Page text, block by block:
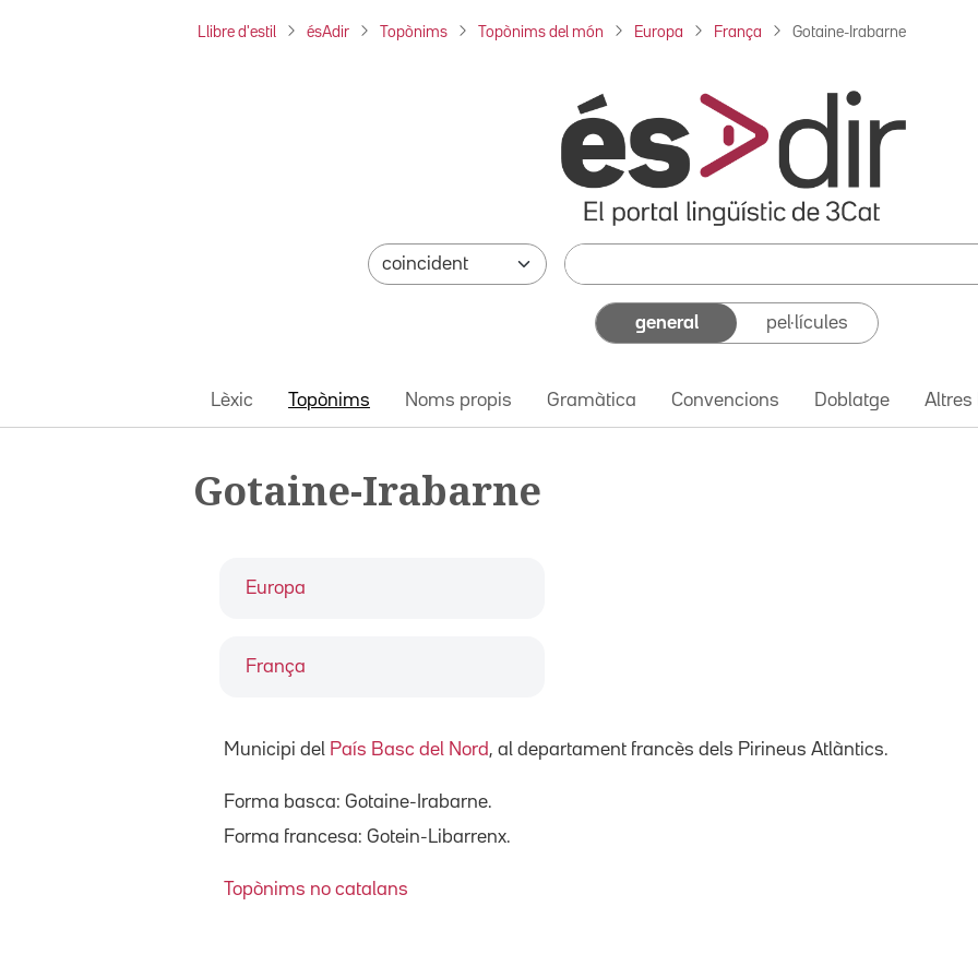
Llibre d'estil ésAdir Topònims Topònims del món Europa França Gotaine-Irabarne
general pel·lícules
Lèxic Topònims Noms propis Gramàtica Convencions Doblatge Altres
Gotaine-Irabarne
Europa
França
Municipi del País Basc del Nord, al departament francès dels Pirineus Atlàntics.
Forma basca: Gotaine-Irabarne.
Forma francesa: Gotein-Libarrenx.
Topònims no catalans